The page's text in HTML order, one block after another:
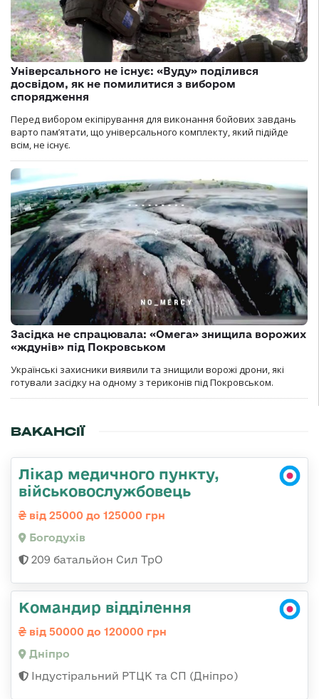
Універсального не існує: «Вуду» поділився
досвідом, як не помилитися з вибором
спорядження
Перед вибором екіпірування для виконання бойових завдань
варто пам’ятати, що універсального комплекту, який підійде
всім, не існує.
Засідка не спрацювала: «Омега» знищила ворожих
«ждунів» під Покровськом
Українські захисники виявили та знищили ворожі дрони, які
готували засідку на одному з териконів під Покровськом.
ВАКАНСІЇ
Лікар медичного пункту,
військовослужбовець
від 25000 до 125000 грн
Богодухів
209 батальйон Сил ТрО
Командир відділення
від 50000 до 120000 грн
Дніпро
Індустіральний РТЦК та СП (Дніпро)